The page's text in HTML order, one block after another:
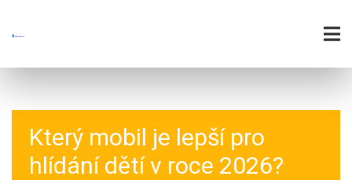
Který mobil je lepší pro
hlídání dětí v roce 2026?